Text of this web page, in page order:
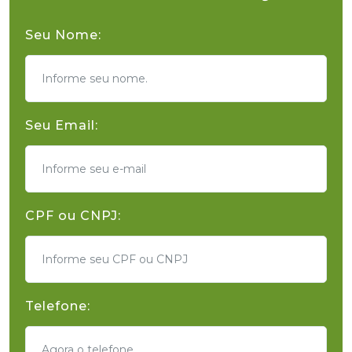
Seu Nome:
Seu Email:
CPF ou CNPJ:
Telefone: